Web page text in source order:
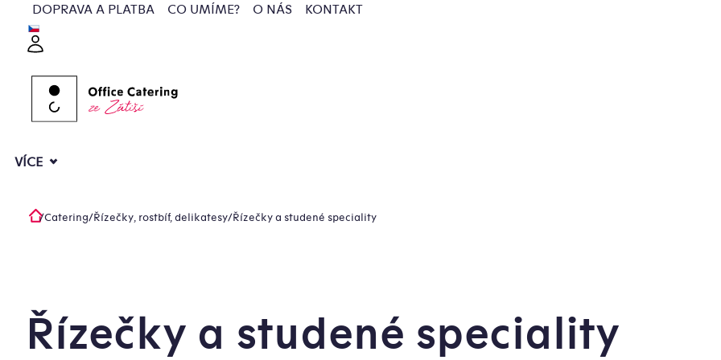
obsah
DOPRAVA A PLATBA CO UMÍME? O NÁS KONTAKT
VÍCE
Domů
/Catering/Řízečky, rostbíf, delikatesy/Řízečky a studené speciality
Řízečky a studené speciality